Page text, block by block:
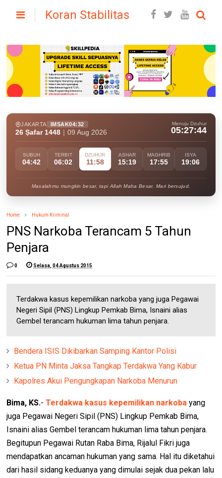
Koran Stabilitas
JAKARTA IMSAK04:32
26 Ṣafar 1448 09 Aug 2026
Menuju Dzuhur
05:27:42
SUBUH
04:42
TERBIT
06:02
DZUHUR
11:58
ASHAR
15:19
MAGHRIB
17:55
ISYA
19:06
Masalahmu mungkin besar, tapi Allah Maha Besar. Mari bersujud.
Home Hukum Kriminal
PNS Narkoba Terancam 5 Tahun
Penjara
0 Selasa, 04 Agustus 2015
Terdakwa kasus kepemilikan narkoba yang juga Pegawai
Negeri Sipil (PNS) Lingkup Pemkab Bima, Isnaini alias
Gembel terancam hukuman lima tahun penjara.
Bendera ISIS Dikibarkan Samping Kantor Polisi
Ketua PN Minta Jaksa Tangkap Terdakwa Yang Kabur
Kapolres Akui Pengungkapan Narkoba Menurun
Bima, KS.-Terdakwa kasus kepemilikan narkoba yang
juga Pegawai Negeri Sipil (PNS) Lingkup Pemkab Bima,
Isnaini alias Gembel terancam hukuman lima tahun penjara.
Begitupun Pegawai Rutan Raba Bima, Rijalul Fikri juga
mendapatkan ancaman hukuman yang sama. Hal itu diketahui
dari hasil sidang keduanya yang dimulai sejak dua pekan lalu